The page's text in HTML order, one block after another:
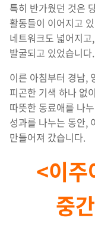
특히 반가웠던 것은
활동들이 이어지고
네트워크도 넓어지
발굴되고 있었습니다.
이른 아침부터 경남,
피곤한 기색 하나 없
따뜻한 동료애를 나
성과를 나누는 동안,
만들어져 갔습니다.
<이주
중